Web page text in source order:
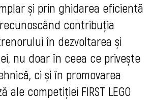
și prin ghidarea eficientă
contribuția
în dezvoltarea și
nu doar în ceea ce privește
ci și în promovarea
ale competiției FIRST LEGO